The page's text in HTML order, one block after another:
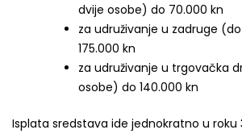
dvije osobe) do 70.000 kn
za udruživanje u zadruge
175.000 kn
za udruživanje u trgovačka
osobe) do 140.000 kn
Isplata sredstava ide jednokratno u roku